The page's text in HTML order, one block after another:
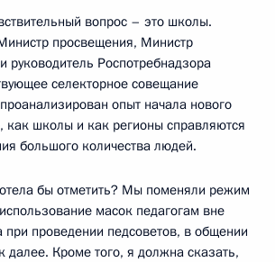
вопрос – это школы.
просвещения, Министр
руководитель Роспотребнадзора
селекторное совещание
опыт начала нового
как школы и как регионы справляются
большого количества людей.
бы отметить? Мы поменяли режим
масок педагогам вне
при проведении педсоветов, в общении
далее. Кроме того, я должна сказать,